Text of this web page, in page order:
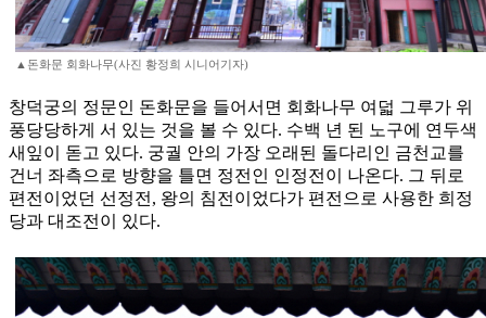
▲돈화문 회화나무(사진 황정희 시니어기자)
창덕궁의 정문인 돈화문을 들어서면 회화나무 여덟 그루가 위
풍당당하게 서 있는 것을 볼 수 있다. 수백 년 된 노구에 연두색
새잎이 돋고 있다. 궁궐 안의 가장 오래된 돌다리인 금천교를
건너 좌측으로 방향을 틀면 정전인 인정전이 나온다. 그 뒤로
편전이었던 선정전, 왕의 침전이었다가 편전으로 사용한 희정
당과 대조전이 있다.